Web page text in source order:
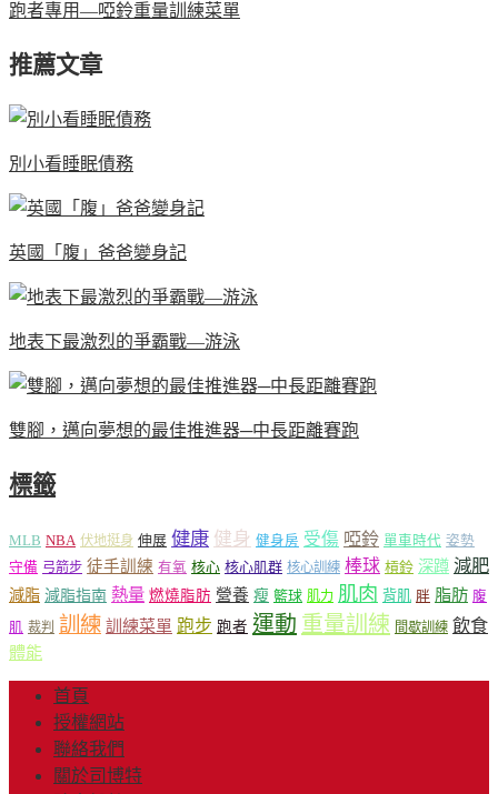
跑者專用—啞鈴重量訓練菜單
推薦文章
別小看睡眠債務
英國「腹」爸爸變身記
地表下最激烈的爭霸戰—游泳
雙腳，邁向夢想的最佳推進器─中長距離賽跑
標籤
MLB NBA 伏地挺身 伸展 健康 健身 健身房 受傷 啞鈴 單車時代 姿勢
守備 弓箭步 徒手訓練 有氧 核心 核心肌群 核心訓練 棒球 槓鈴 深蹲 減肥
減脂 減脂指南 熱量 燃燒脂肪 營養 瘦 籃球 肌力 肌肉 背肌 胖 脂肪 腹
肌 裁判 訓練 訓練菜單 跑步 跑者 運動 重量訓練 間歇訓練 飲食
體能
首頁
授權網站
聯絡我們
關於司博特